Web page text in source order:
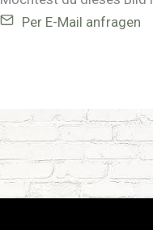
Per E-Mail anfragen